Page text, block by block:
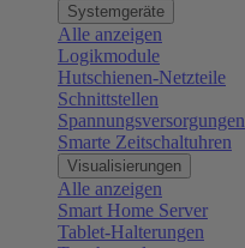
Systemgeräte
Alle anzeigen
Logikmodule
Hutschienen-Netzteile
Schnittstellen
Spannungsversorgungen
Smarte Zeitschaltuhren
Visualisierungen
Alle anzeigen
Smart Home Server
Tablet-Halterungen